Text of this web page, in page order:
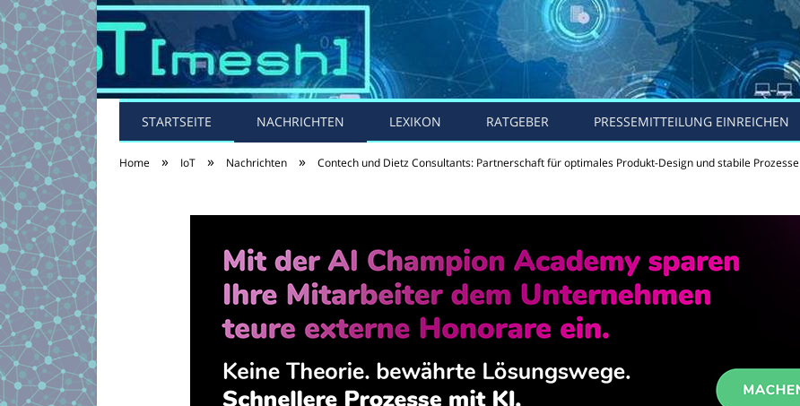
STARTSEITE NACHRICHTEN LEXIKON RATGEBER PRESSEMITTEILUNG EINREICHEN
Home » IoT » Nachrichten » Contech und Dietz Consultants: Partnerschaft für optimales Produkt-Design und stabile Prozesse